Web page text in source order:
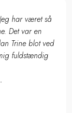
Jeg har været så
Det var en
Trine blot ved
fuldstændig